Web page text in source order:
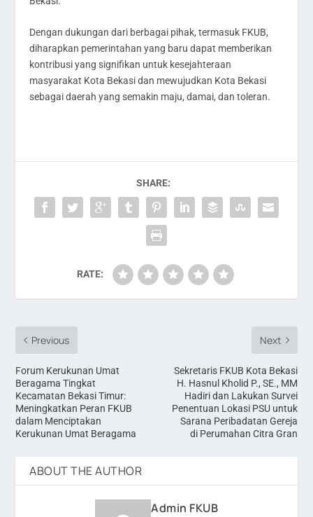
Dengan dukungan dari berbagai pihak, termasuk FKUB,
diharapkan pemerintahan yang baru dapat memberikan
kontribusi yang signifikan untuk kesejahteraan
masyarakat Kota Bekasi dan mewujudkan Kota Bekasi
sebagai daerah yang semakin maju, damai, dan toleran.
SHARE:
RATE:
Previous
Forum Kerukunan Umat
Beragama Tingkat
Kecamatan Bekasi Timur:
Meningkatkan Peran FKUB
dalam Menciptakan
Kerukunan Umat Beragama
Next
Sekretaris FKUB Kota Bekasi
H. Hasnul Kholid P., SE., MM
Hadiri dan Lakukan Survei
Penentuan Lokasi PSU untuk
Sarana Peribadatan Gereja
di Perumahan Citra Gran
ABOUT THE AUTHOR
Admin FKUB